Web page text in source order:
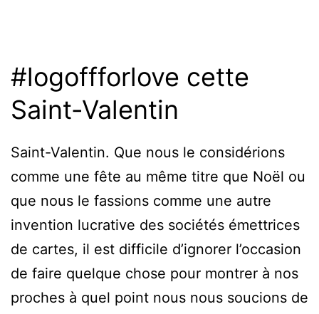
#logoffforlove cette
Saint-Valentin
Saint-Valentin. Que nous le considérions
comme une fête au même titre que Noël ou
que nous le fassions comme une autre
invention lucrative des sociétés émettrices
de cartes, il est difficile d’ignorer l’occasion
de faire quelque chose pour montrer à nos
proches à quel point nous nous soucions de